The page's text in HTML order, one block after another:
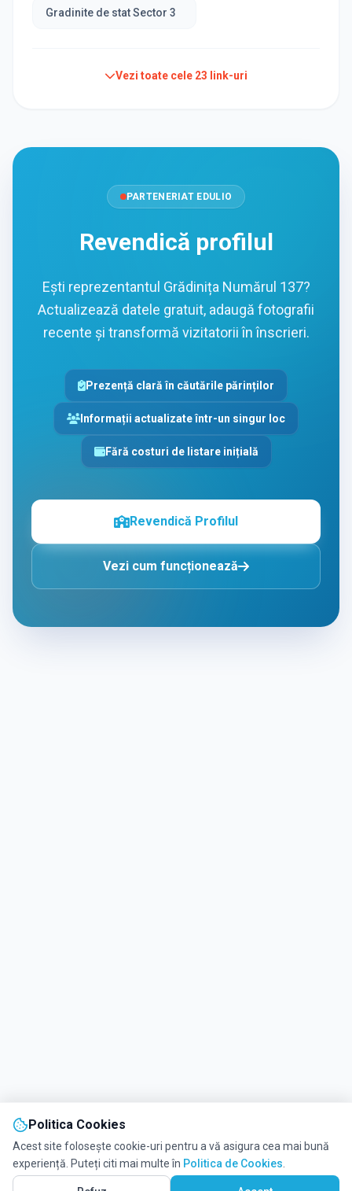
Gradinite de stat Sector 3
Vezi toate cele 23 link-uri
PARTENERIAT EDULIO
Revendică profilul
Ești reprezentantul Grădinița Numărul 137?
Actualizează datele gratuit, adaugă fotografii
recente și transformă vizitatorii în înscrieri.
Prezență clară în căutările părinților
Informații actualizate într-un singur loc
Fără costuri de listare inițială
Revendică Profilul
Vezi cum funcționează
Politica Cookies
Acest site folosește cookie-uri pentru a vă asigura cea mai bună
experiență. Puteți citi mai multe în Politica de Cookies